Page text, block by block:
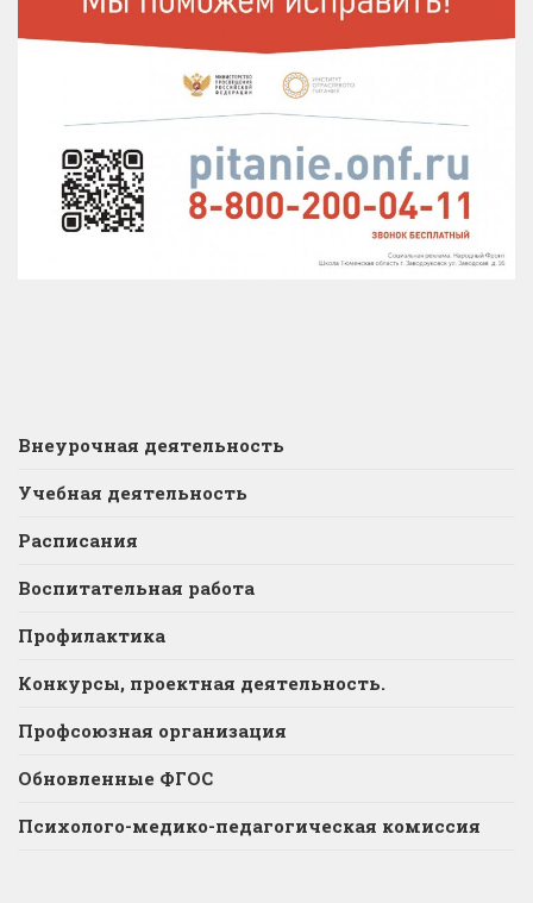
Внеурочная деятельность
Учебная деятельность
Расписания
Воспитательная работа
Профилактика
Конкурсы, проектная деятельность.
Профсоюзная организация
Обновленные ФГОС
Психолого-медико-педагогическая комиссия